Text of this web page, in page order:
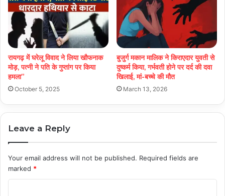
रायगढ़ में घरेलू विवाद ने लिया खौफनाक
मोड़, पत्नी ने पति के गुप्तांग पर किया
हमला”
October 5, 2025
बुजुर्ग मकान मालिक ने किराएदार युवती से
दुष्कर्म किया, गर्भवती होने पर दर्द की दवा
खिलाई, मां-बच्चे की मौत
March 13, 2026
Leave a Reply
Your email address will not be published. Required fields are
marked *